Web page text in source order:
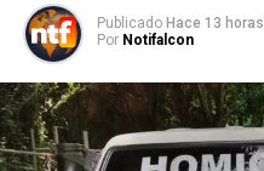
Publicado Hace 13 horas
Por Notifalcon